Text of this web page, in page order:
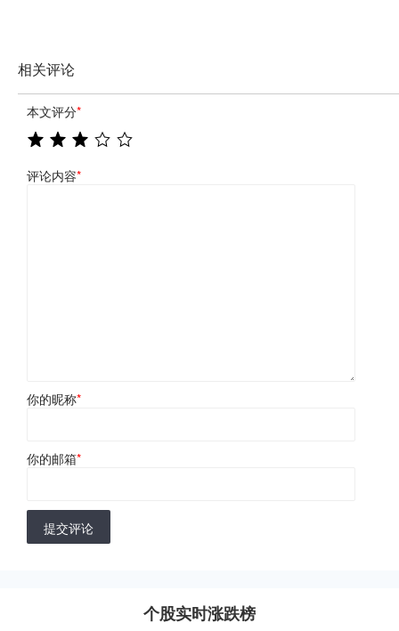
相关评论
本文评分*
评论内容*
你的昵称*
你的邮箱*
提交评论
个股实时涨跌榜